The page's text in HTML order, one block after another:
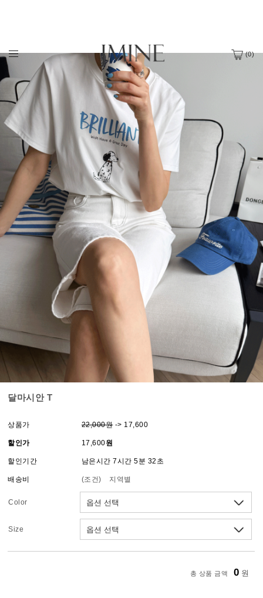
(0)
달마시안 T
상품가 22,000원-> 17,600
할인가 17,600원
할인기간 남은시간 7시간 5분 32초
배송비 (조건) 지역별
Color
Size
총 상품 금액 0 원